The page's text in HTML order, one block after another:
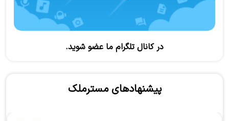
در کانال تلگرام ما عضو شوید.
پیشنهادهای مسترملک